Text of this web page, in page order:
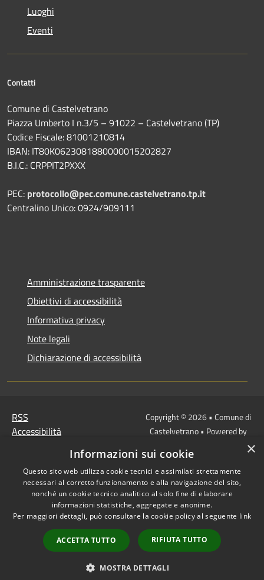
Luoghi
Eventi
Contatti
Comune di Castelvetrano
Piazza Umberto I n.3/5 – 91022 – Castelvetrano (TP)
Codice Fiscale: 81001210814
IBAN: IT80K0623081880000015202827
B.I.C.: CRPPIT2PXXX
PEC: protocollo@pec.comune.castelvetrano.tp.it
Centralino Unico: 0924/909111
Amministrazione trasparente
Obiettivi di accessibilità
Informativa privacy
Note legali
Dichiarazione di accessibilità
RSS
Accessibilità
Mappa del sito
Link
Protocollo Urbi Smart
Cedolino Online
Posta elettronica
ordinaria
Copyright © 2026 • Comune di
Castelvetrano • Powered by
redazione
×
Informazioni sui cookie
Questo sito web utilizza cookie tecnici e assimilati strettamente
necessari al corretto funzionamento e alla navigazione del sito,
nonché un cookie tecnico analitico al solo fine di elaborare
informazioni statistiche, aggregate e anonime.
Per maggiori dettagli, può consultare la cookie policy al seguente link
ACCETTA TUTTO RIFIUTA TUTTO
MOSTRA DETTAGLI